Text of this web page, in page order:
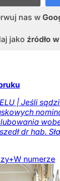
nas w
jako źródło
| Jeśli
dr hab.
W numerze